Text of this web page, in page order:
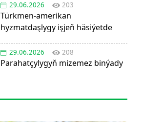
29.06.2026 203
Türkmen-amerikan
hyzmatdaşlygy işjeň häsiýetde
29.06.2026 208
Parahatçylygyň mizemez binýady